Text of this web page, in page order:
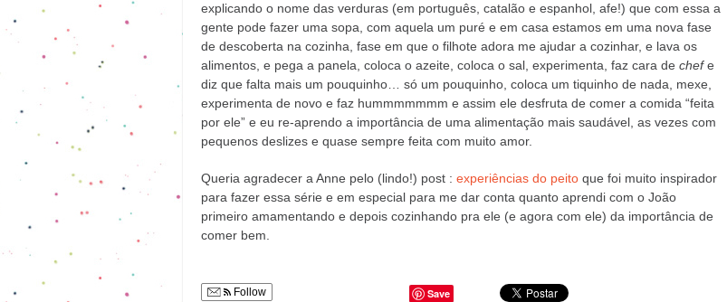
explicando o nome das verduras (em português, catalão e espanhol, afe!) que com essa a
gente pode fazer uma sopa, com aquela um puré e em casa estamos em uma nova fase
de descoberta na cozinha, fase em que o filhote adora me ajudar a cozinhar, e lava os
alimentos, e pega a panela, coloca o azeite, coloca o sal, experimenta, faz cara de chefe
diz que falta mais um pouquinho… só um pouquinho, coloca um tiquinho de nada, mexe,
experimenta de novo e faz hummmmmmm e assim ele desfruta de comer a comida “feita
por ele” e eu re-aprendo a importância de uma alimentação mais saudável, as vezes com
pequenos deslizes e quase sempre feita com muito amor.
Queria agradecer a Anne pelo (lindo!) post : experiências do peito que foi muito inspirador
para fazer essa série e em especial para me dar conta quanto aprendi com o João
primeiro amamentando e depois cozinhando pra ele (e agora com ele) da importância de
comer bem.
Follow Save